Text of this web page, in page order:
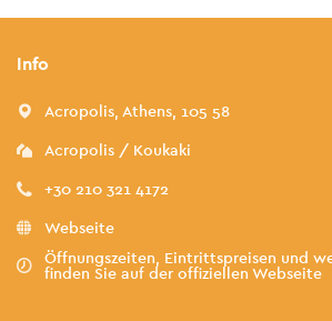
Info
Acropolis, Athens, 105 58
Acropolis / Koukaki
+30 210 321 4172
Webseite
Öffnungszeiten, Eintrittspreisen und
finden Sie auf der offiziellen Webseite